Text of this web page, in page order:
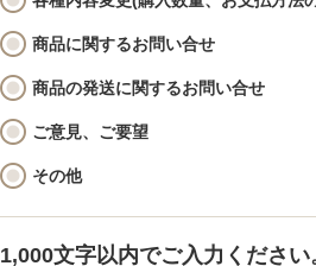
商品に関するお問い合せ
商品の発送に関するお問い合せ
ご意見、ご要望
その他
1,000文字以内でご入力ください